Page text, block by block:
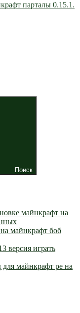
парталы 0.15.1.
Поиск
майнкрафт на
майнкрафт боб
версия играть
майнкрафт pe на